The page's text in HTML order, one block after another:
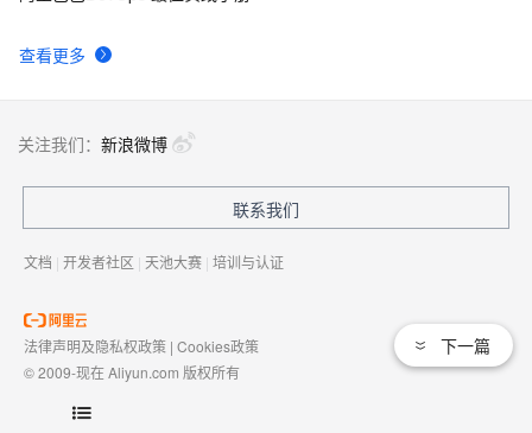
掌握C++ 元组 std::tuple 的实用技巧与应用（二）
查看更多
下一篇
关注我们： 新浪微博
联系我们
文档 | 开发者社区 | 天池大赛 | 培训与认证
法律声明及隐私权政策 | Cookies政策
© 2009-现在 Aliyun.com 版权所有
域名注册服务机构许可：